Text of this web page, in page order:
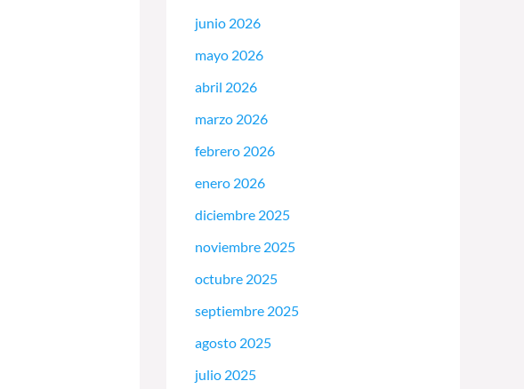
junio 2026
mayo 2026
abril 2026
marzo 2026
febrero 2026
enero 2026
diciembre 2025
noviembre 2025
octubre 2025
septiembre 2025
agosto 2025
julio 2025